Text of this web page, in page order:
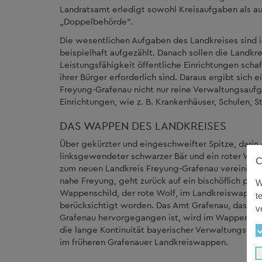
Landratsamt erledigt sowohl Kreisaufgaben als
„Doppelbehörde“.
Die wesentlichen Aufgaben des Landkreises
beispielhaft aufgezählt. Danach sollen die
Leistungsfähigkeit öffentliche Einrichtungen
ihrer Bürger erforderlich sind. Daraus ergibt sich
Freyung-Grafenau nicht nur reine
Einrichtungen, wie z. B. Krankenhäuser, Schulen,
DAS WAPPEN DES LANDKREISES
Über gekürzter und eingeschweifter Spitze,
linksgewendeter schwarzer Bär und ein roter
zum neuen Landkreis Freyung-Grafenau
nahe Freyung, geht zurück auf ein bischöflich
Wappenschild, der rote Wolf, im
berücksichtigt worden. Das Amt Grafenau, das
Grafenau hervorgegangen ist, wird im Wappen
die lange Kontinuität bayerischer
im früheren Grafenauer Landkreiswappen.